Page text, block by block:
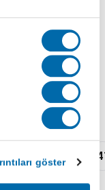
göster
| 30